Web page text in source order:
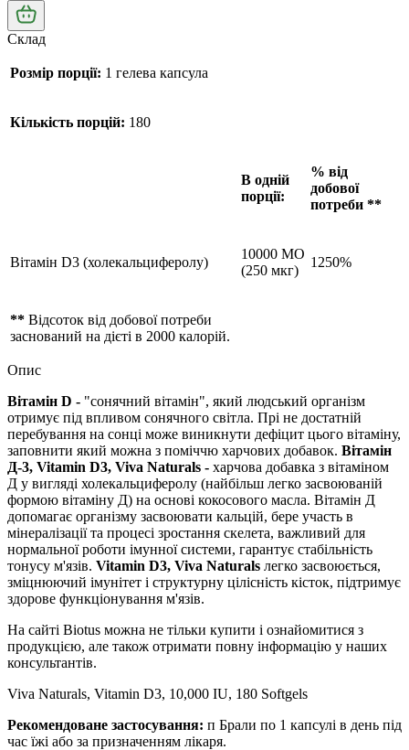
Склад
Розмір порції: 1 гелева капсула
Кількість порцій: 180
В одній
порції:
% від
добової
потреби **
Вітамін D3 (холекальциферолу)
10000 МО
(250 мкг)
1250%
** Відсоток від добової потреби
заснований на дієті в 2000 калорій.
Опис
Вітамін D - "сонячний вітамін", який людський організм
отримує під впливом сонячного світла. Прі не достатній
перебування на сонці може виникнути дефіцит цього вітаміну,
заповнити який можна з поміччю харчових добавок. Вітамін
Д-3, Vitamin D3, Viva Naturals - харчова добавка з вітаміном
Д у вигляді холекальциферолу (найбільш легко засвоюваній
формою вітаміну Д) на основі кокосового масла. Вітамін Д
допомагає організму засвоювати кальцій, бере участь в
мінералізації та процесі зростання скелета, важливий для
нормальної роботи імунної системи, гарантує стабільність
тонусу м'язів. Vitamin D3, Viva Naturals легко засвоюється,
зміцнюючий імунітет і структурну цілісність кісток, підтримує
здорове функціонування м'язів.
На сайті Biotus можна не тільки купити і ознайомитися з
продукцією, але також отримати повну інформацію у наших
консультантів.
Viva Naturals, Vitamin D3, 10,000 IU, 180 Softgels
Рекомендоване застосування: п Брали по 1 капсулі в день під
час їжі або за призначенням лікаря.